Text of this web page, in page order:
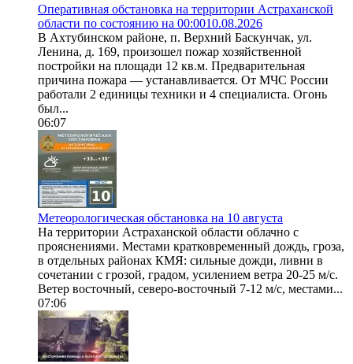
Оперативная обстановка на территории Астраханской
области по состоянию на 00:0010.08.2026
В Ахтубинском районе, п. Верхний Баскунчак, ул.
Ленина, д. 169, произошел пожар хозяйственной
постройки на площади 12 кв.м. Предварительная
причина пожара — устанавливается. От МЧС России
работали 2 единицы техники и 4 специалиста. Огонь
был...
06:07
Метеорологическая обстановка на 10 августа
На территории Астраханской области облачно с
прояснениями. Местами кратковременный дождь, гроза,
в отдельных районах КМЯ: сильные дожди, ливни в
сочетании с грозой, градом, усилением ветра 20-25 м/с.
Ветер восточный, северо-восточный 7-12 м/с, местами...
07:06